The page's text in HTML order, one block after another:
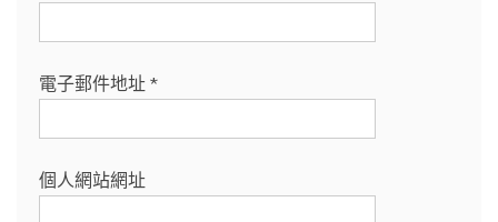
電子郵件地址 *
個人網站網址